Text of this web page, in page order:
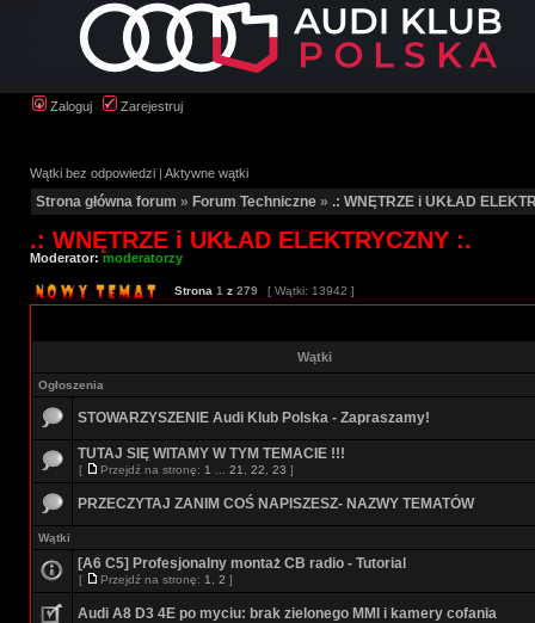
Zaloguj Zarejestruj
Wątki bez odpowiedzi | Aktywne wątki
Strona główna forum » Forum Techniczne » .: WNĘTRZE i UKŁAD
.: WNĘTRZE i UKŁAD ELEKTRYCZNY :.
Moderator:moderatorzy
Strona 1 z 279 [ Wątki: 13942 ]
Wątki
Ogłoszenia
STOWARZYSZENIE Audi Klub Polska - Zapraszamy!
TUTAJ SIĘ WITAMY W TYM TEMACIE !!!
[ Przejdź na stronę: 1 21 22 23 ]
PRZECZYTAJ ZANIM COŚ NAPISZESZ- NAZWY TEMATÓW
Wątki
[A6 C5] Profesjonalny montaż CB radio - Tutorial
[ Przejdź na stronę: 1 2 ]
Audi A8 D3 4E po myciu: brak zielonego MMI i kamery cofania